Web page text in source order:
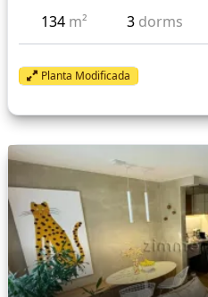
134 m² 3 dorms
Planta Modificada